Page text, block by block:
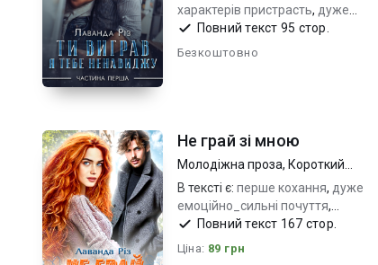
характерів пристрасть, дуже
емоційно та чуттєво ,перше
кохання студенти
Повний текст 95 стор.
Безкоштовно
Не грай зі мною
Молодіжна проза, Короткий
любовний роман
В тексті є: перше кохання, дуже
емоційно_сильні почуття,
незаймана героїня_владний
герой
Повний текст 167 стор.
Ціна: 89 грн